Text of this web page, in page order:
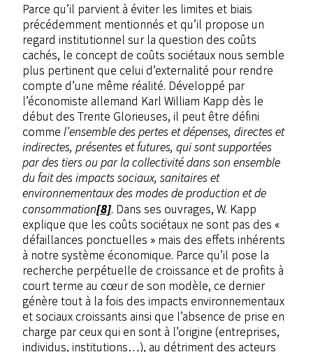
Parce qu’il parvient à éviter les limites et biais
précédemment mentionnés et qu’il propose un
regard institutionnel sur la question des coûts
cachés, le concept de coûts sociétaux nous semble
plus pertinent que celui d’externalité pour rendre
compte d’une même réalité. Développé par
l’économiste allemand Karl William Kapp dès le
début des Trente Glorieuses, il peut être défini
comme l’ensemble des perteset dépenses, directes et
indirectes, présentes et futures, qui sont supportées
par des tiers ou par la collectivité dans son ensemble
du fait des impacts sociaux, sanitaires et
environnementaux des modes de production et de
consommation[8]. Dans ses ouvrages, W. Kapp
explique que les coûts sociétaux ne sont pas des «
défaillances ponctuelles » mais des effets inhérents
à notre système économique. Parce qu’il pose la
recherche perpétuelle de croissance et de profits à
court terme au cœur de son modèle, ce dernier
génère tout à la fois des impacts environnementaux
et sociaux croissants ainsi que l’absence de prise en
charge par ceux qui en sont à l’origine (entreprises,
individus, institutions…), au détriment des acteurs